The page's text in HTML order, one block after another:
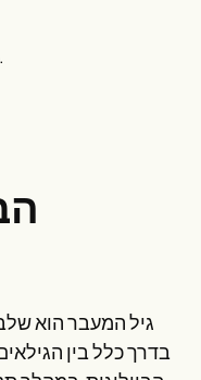
.
גיל המעבר הוא